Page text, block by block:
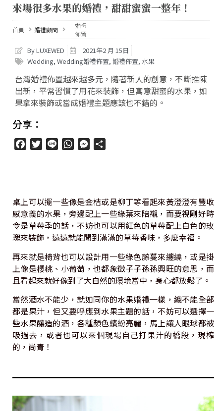
來場很多水果的婚禮，甜甜蜜蜜一整年！
首頁 婚禮顧問
婚禮
佈置
By LUXEWED
2021年2 月 15日
Wedding, Wedding婚禮佈置, 婚禮佈置, 水果
台灣婚禮佈置越來越多元，隨著新人的創意，不斷推陳
出新，平常習慣了用花來裝飾，但寓意甜蜜的水果，如
果拿來裝飾或當成婚禮主題應該也不錯的。
分享：
FacebookTwitter
Line WhatsAppMessenger
桌上可以擺一些像是金桔或是柳丁等看起來黃澄澄有豐收
感意義的水果，旁邊配上一些綠葉來陪襯，而要視剛好時
令是草莓季的話，不妨也可以用紅色的草莓配上白色的玫
瑰來裝飾，遠遠就能聞到滿滿的草莓香味，多麼幸福。
再來就是椅背也可以設計用一些綠色藤蔓來纏繞，或是掛
上像是櫻桃、小葡萄，也都象徵子子孫孫興旺的意思，而
且看起來就好像到了大自然的環境當中，身心都放鬆了。
當然酒水不能少，就如同你的水果婚禮一樣，總不能全部
都是果汁，但又要呼應到水果主題的話，不妨可以選擇一
些水果釀造的酒，各種顏色繽紛亮麗，馬上讓人眼球都被
吸過去，或者也可以來個現場自己打果汁的橋段，現榨
的，尚青！